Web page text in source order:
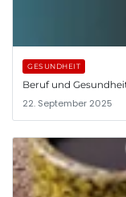
GESUNDHEIT
Beruf und
22. September 2025